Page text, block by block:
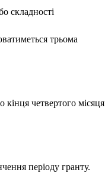
складності
трьома
кінця четвертого місяця
періоду гранту.